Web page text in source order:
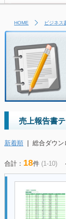
HOME ビジネス
売上報告書
新着順 | 総合ダウン
合計： 18件 (1-10)